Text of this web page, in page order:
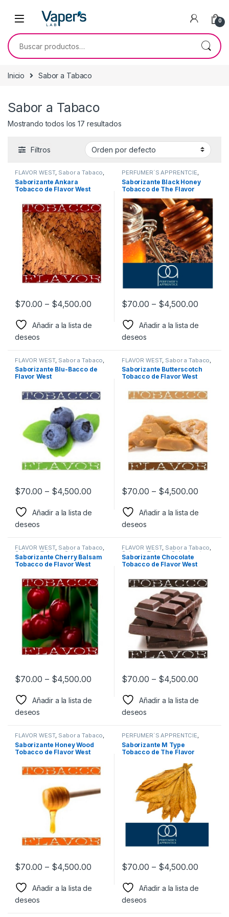
0
Inicio Sabor a Tabaco
Sabor a Tabaco
Mostrando todos los 17 resultados
Filtros
FLAVOR WEST, Sabor a Tabaco,
Sabores Tabaco ,Saborizantes
Saborizante Ankara
Tobacco de Flavor West
$70.00 – $4,500.00
Añadir a la lista de
deseos
PERFUMER´S APPRENTCIE,
Sabor a Tabaco, Sabores
Tabaco,Saborizantes
Saborizante Black Honey
Tobacco de The Flavor
$70.00 – $4,500.00
Añadir a la lista de
deseos
FLAVOR WEST, Sabor a Tabaco
Sabores Tabaco Saborizantes
Saborizante Blu-Bacco de
Flavor West
$70.00 – $4,500.00
Añadir a la lista de
deseos
FLAVOR WEST, Sabor a Tabaco
Sabores Tabaco ,Saborizantes
Saborizante Butterscotch
Tobacco de Flavor West
$70.00 – $4,500.00
Añadir a la lista de
deseos
FLAVOR WEST, Sabor a Tabaco,
Sabores Tabaco Saborizantes
Saborizante Cherry Balsam
Tobacco de Flavor West
$70.00 – $4,500.00
Añadir a la lista de
deseos
FLAVOR WEST, Sabor a Tabaco,
Sabores Tabaco Saborizantes
Saborizante Chocolate
Tobacco de Flavor West
$70.00 – $4,500.00
Añadir a la lista de
deseos
FLAVOR WEST, Sabor a Tabaco,
Sabores Tabaco Saborizantes
Saborizante Honey Wood
Tobacco de Flavor West
$70.00 – $4,500.00
Añadir a la lista de
deseos
PERFUMER´S APPRENTCIE,
Sabor a Tabaco, Sabores
Tabaco,Saborizantes
Saborizante M Type
Tobacco de The Flavor
$70.00 – $4,500.00
Añadir a la lista de
deseos